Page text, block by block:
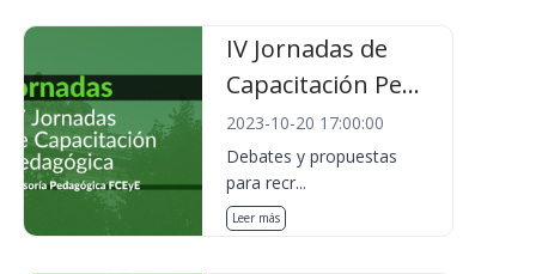
IV Jornadas de
Capacitación Pe...
2023-10-20 17:00:00
Debates y propuestas
para recr...
Leer más